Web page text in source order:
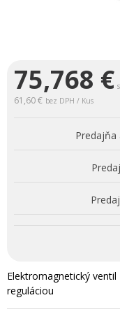
75,768 €
61,60 € bez DPH / Kus
Predajňa
Elektromagnetický
reguláciou